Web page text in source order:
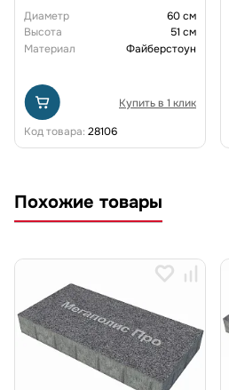
Диаметр
60 см
Высота
51 см
Материал
Файберстоун
Купить в 1 клик
Код товара: 28106
Похожие товары